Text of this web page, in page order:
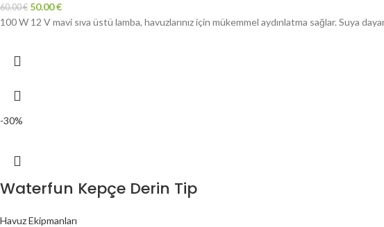
60.00€ 50.00€
100 W 12 V mavi sıva üstü lamba, havuzlarınız için mükemmel aydınlatma sağlar. Suya
-30%
Waterfun Kepçe Derin Tip
Havuz Ekipmanları